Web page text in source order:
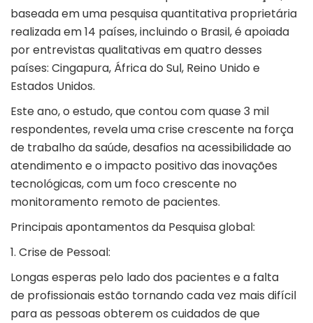
baseada em uma pesquisa quantitativa proprietária
realizada em 14 países, incluindo o Brasil, é apoiada
por entrevistas qualitativas em quatro desses
países: Cingapura, África do Sul, Reino Unido e
Estados Unidos.
Este ano, o estudo, que contou com quase 3 mil
respondentes, revela uma crise crescente na força
de trabalho da saúde, desafios na acessibilidade ao
atendimento e o impacto positivo das inovações
tecnológicas, com um foco crescente no
monitoramento remoto de pacientes.
Principais apontamentos da Pesquisa global:
1. Crise de Pessoal:
Longas esperas pelo lado dos pacientes e a falta
de profissionais estão tornando cada vez mais difícil
para as pessoas obterem os cuidados de que